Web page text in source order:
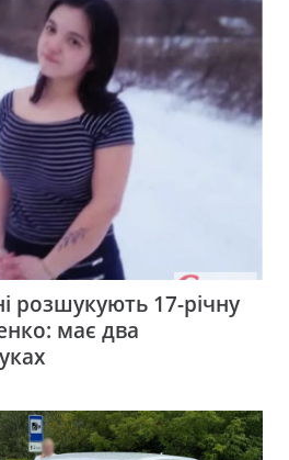
17-річну
має два